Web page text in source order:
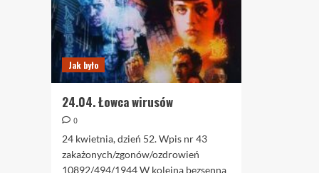
Jak było
24.04. Łowca wirusów
0
24 kwietnia, dzień 52. Wpis nr 43
zakażonych/zgonów/ozdrowień
10892/494/1944 W kolejną bezsenną